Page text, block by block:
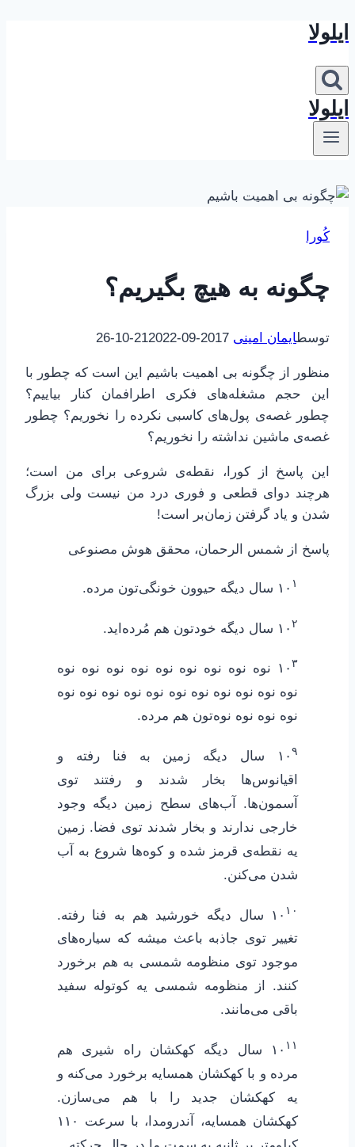
بازگشت
محتوا
ایلولا
ایلولا
کُورا
چگونه به هیچ بگیریم؟
توسطایمان امینی 2017-09-21
2022-10-26
منظور از چگونه بی اهمیت باشیم این است که چطور با
این حجم مشغله‌های فکری اطرافمان کنار بیاییم؟
چطور غصه‌ی پول‌های کاسبی نکرده را نخوریم؟ چطور
غصه‌ی ماشین نداشته را نخوریم؟
این پاسخ از کورا، نقطه‌ی شروعی برای من است؛
هرچند دوای قطعی و فوری درد من نیست ولی بزرگ
شدن و یاد گرفتن زمان‌بر است!
پاسخ از شمس الرحمان، محقق هوش مصنوعی
۱۰ ۱ سال دیگه حیوون خونگی‌تون مرده.
۱۰۲ سال دیگه خودتون هم مُرده‌اید.
۱۰۳
نوه نوه نوه نوه نوه نوه نوه نوه نوه
نوه نوه نوه نوه نوه نوه نوه نوه نوه نوه نوه
نوه نوه نوه نوه‌تون هم مرده.
۱۰۹
سال دیگه زمین به فنا رفته و
اقیانوس‌ها بخار شدند و رفتند توی
آسمون‌ها. آب‌های سطح زمین دیگه وجود
خارجی ندارند و بخار شدند توی فضا. زمین
یه نقطه‌ی قرمز شده و کوه‌ها شروع به آب
شدن می‌کنن.
۱۰ ۱۰
سال دیگه خورشید هم به فنا رفته.
تغییر توی جاذبه باعث میشه که سیاره‌های
موجود توی منظومه شمسی به هم برخورد
کنند. از منظومه شمسی یه کوتوله سفید
باقی می‌مانند.
۱۰ ۱۱
سال دیگه کهکشان راه شیری هم
مرده و با کهکشان همسایه برخورد می‌کنه و
یه کهکشان جدید را با هم می‌سازن.
کهکشان همسایه، آندرومدا، با سرعت ۱۱۰